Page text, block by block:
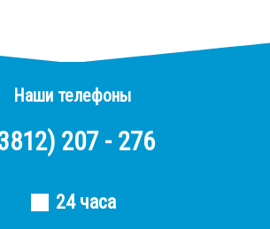
Наши телефоны
207 - 276
24 часа